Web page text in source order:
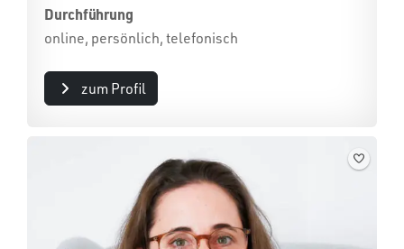
Durchführung
online, persönlich, telefonisch
zum Profil